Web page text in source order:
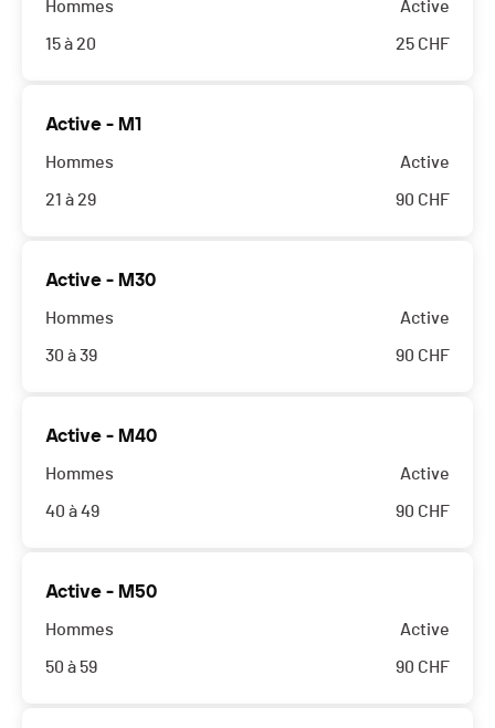
Hommes
15 à 20
Active
25 CHF
Active - M1
Hommes
21 à 29
Active
90 CHF
Active - M30
Hommes
30 à 39
Active
90 CHF
Active - M40
Hommes
40 à 49
Active
90 CHF
Active - M50
Hommes
50 à 59
Active
90 CHF